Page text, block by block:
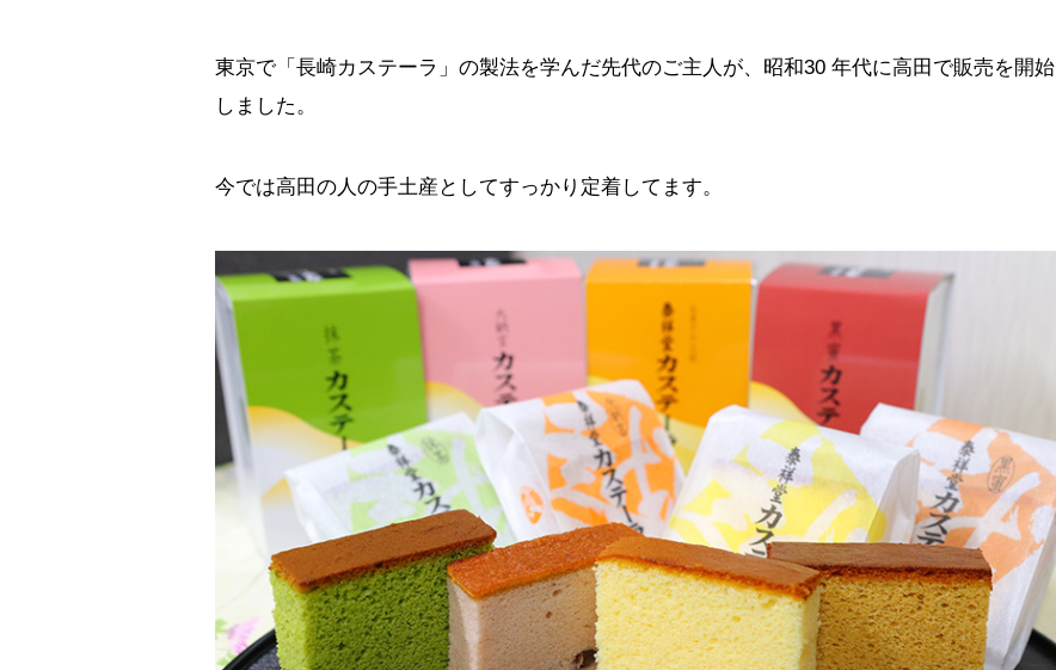
東京で「長崎カステーラ」の製法を学んだ先代のご主人が、昭和30 年代に高田で販売を開始
しました。
今では高田の人の手土産としてすっかり定着してます。